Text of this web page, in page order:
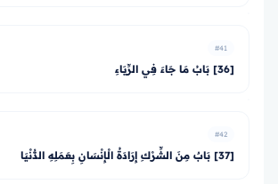
#41
[36] بَابُ مَا جَاءَ فِي الرِّيَاءِ
#42
[37] بَابٌ مِنَ الشِّرْكِ إِرَادَةُ الْإِنْسَانِ بِعَمَلِهِ الدُّنْيَا